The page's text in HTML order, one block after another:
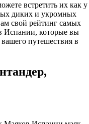
встретить их как у
диких и укромных
свой рейтинг самых
Испании, которые вы
путешествия в